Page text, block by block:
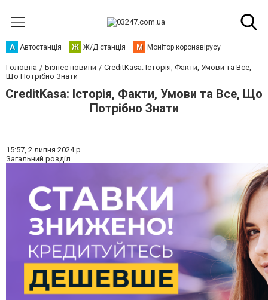
А Автостанція Ж Ж/Д станція М Монітор коронавірусу
Головна Бізнес новини
CreditKasa: Історія, Факти, Умови та Все,
Що Потрібно Знати
CreditKasa: Історія, Факти, Умови та Все, Що
Потрібно Знати
15:57, 2 липня 2024 р.
Загальний розділ